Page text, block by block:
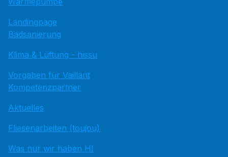
Landingpage
Badsanierung
Klima & Lüftung - hissu
Vorgaben für Vaillant
Kompetenzpartner
Aktuelles
Fliesenarbeiten (toujou)
Was nur wir haben HI